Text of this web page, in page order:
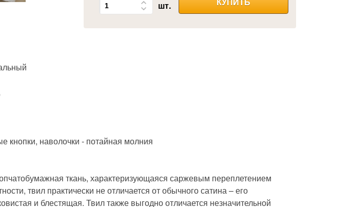
шт. КУПИТЬ
кнопки, наволочки - потайная молния
ткань, характеризующаяся саржевым переплетением
твил практически не отличается от обычного сатина – его
и блестящая. Твил также выгодно отличается незначительной